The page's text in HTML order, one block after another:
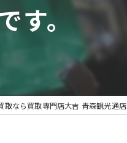
す。
取なら買取専門店大吉 青森観光通店